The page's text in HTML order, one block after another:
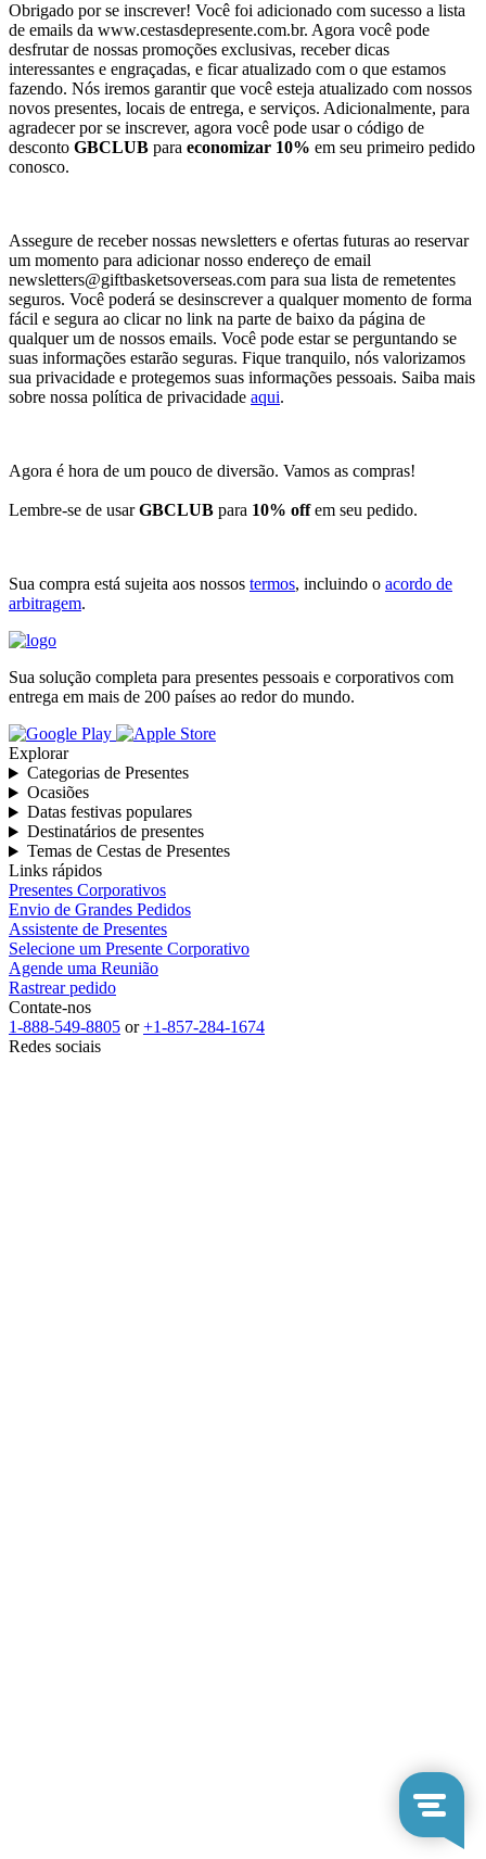
Obrigado por se inscrever! Você foi adicionado com sucesso a lista
de emails da www.cestasdepresente.com.br. Agora você pode
desfrutar de nossas promoções exclusivas, receber dicas
interessantes e engraçadas, e ficar atualizado com o que estamos
fazendo. Nós iremos garantir que você esteja atualizado com nossos
novos presentes, locais de entrega, e serviços. Adicionalmente, para
agradecer por se inscrever, agora você pode usar o código de
desconto GBCLUB para economizar 10% em seu primeiro pedido
conosco.
Assegure de receber nossas newsletters e ofertas futuras ao reservar
um momento para adicionar nosso endereço de email
newsletters@giftbasketsoverseas.com para sua lista de remetentes
seguros. Você poderá se desinscrever a qualquer momento de forma
fácil e segura ao clicar no link na parte de baixo da página de
qualquer um de nossos emails. Você pode estar se perguntando se
suas informações estarão seguras. Fique tranquilo, nós valorizamos
sua privacidade e protegemos suas informações pessoais. Saiba mais
sobre nossa política de privacidade aqui.
Agora é hora de um pouco de diversão. Vamos as compras!
Lembre-se de usarGBCLUB para 10% offem seu pedido.
Sua compra está sujeita aos nossos termos, incluindo o acordo de
arbitragem.
Sua solução completa para presentes pessoais e corporativos com
entrega em mais de 200 países ao redor do mundo.
Explorar
Categorias de Presentes
Ocasiões
Datas festivas populares
Destinatários de presentes
Temas de Cestas de Presentes
Links rápidos
Presentes Corporativos
Envio de Grandes Pedidos
Assistente de Presentes
Selecione um Presente Corporativo
Agende uma Reunião
Rastrear pedido
Contate-nos
1-888-549-8805 or+1-857-284-1674
Redes sociais